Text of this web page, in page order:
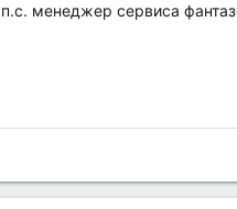
п.с. менеджер сервиса